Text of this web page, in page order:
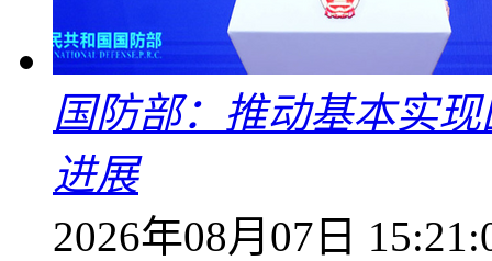
国防部：推动基本实
进展
2026年08月07日